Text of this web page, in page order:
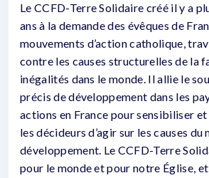
Le CCFD-Terre Solidaire créé il y a
ans à la demande des évêques de
mouvements d’action catholique,
contre les causes structurelles de la
inégalités dans le monde. Il allie le
précis de développement dans les
actions en France pour sensibiliser
les décideurs d’agir sur les causes du
développement. Le CCFD-Terre
pour le monde et pour notre Église,